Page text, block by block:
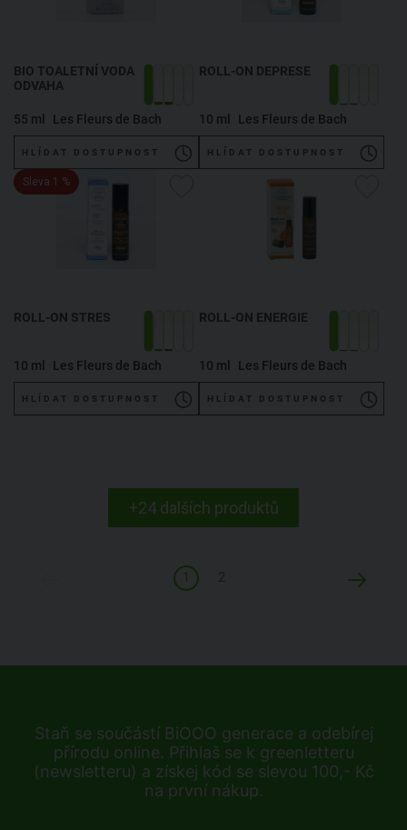
BIO TOALETNÍ VODA
ODVAHA
55 ml Les Fleurs de Bach
HLÍDAT DOSTUPNOST
ROLL-ON DEPRESE
10 ml Les Fleurs de Bach
HLÍDAT DOSTUPNOST
Sleva 1 %
ROLL-ON STRES
10 ml Les Fleurs de Bach
HLÍDAT DOSTUPNOST
ROLL-ON ENERGIE
10 ml Les Fleurs de Bach
HLÍDAT DOSTUPNOST
+24 dalších produktů
1
Staň se součástí BiOOO generace a odebírej
přírodu online. Přihlaš se k greenletteru
(newsletteru) a získej kód se slevou 100,- Kč
na první nákup.